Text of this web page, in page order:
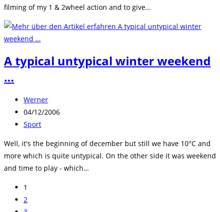
filming of my 1 & 2wheel action and to give…
A typical untypical winter weekend
…
Beitrags-
Autor:
Werner
Beitrag
veröffentlicht:
04/12/2006
Beitrags-
Sport
Well, it's the beginning of december but still we have 10°C and
more which is quite untypical. On the other side it was weekend
and time to play - which…
1
2